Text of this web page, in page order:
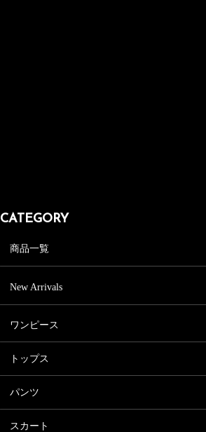
CATEGORY
商品一覧
New Arrivals
ワンピース
ワンピース一覧
フォーマルワンピース
トップス
トップス一覧
Tシャツ、カットソー
パンツ
パンツ一覧
スカート